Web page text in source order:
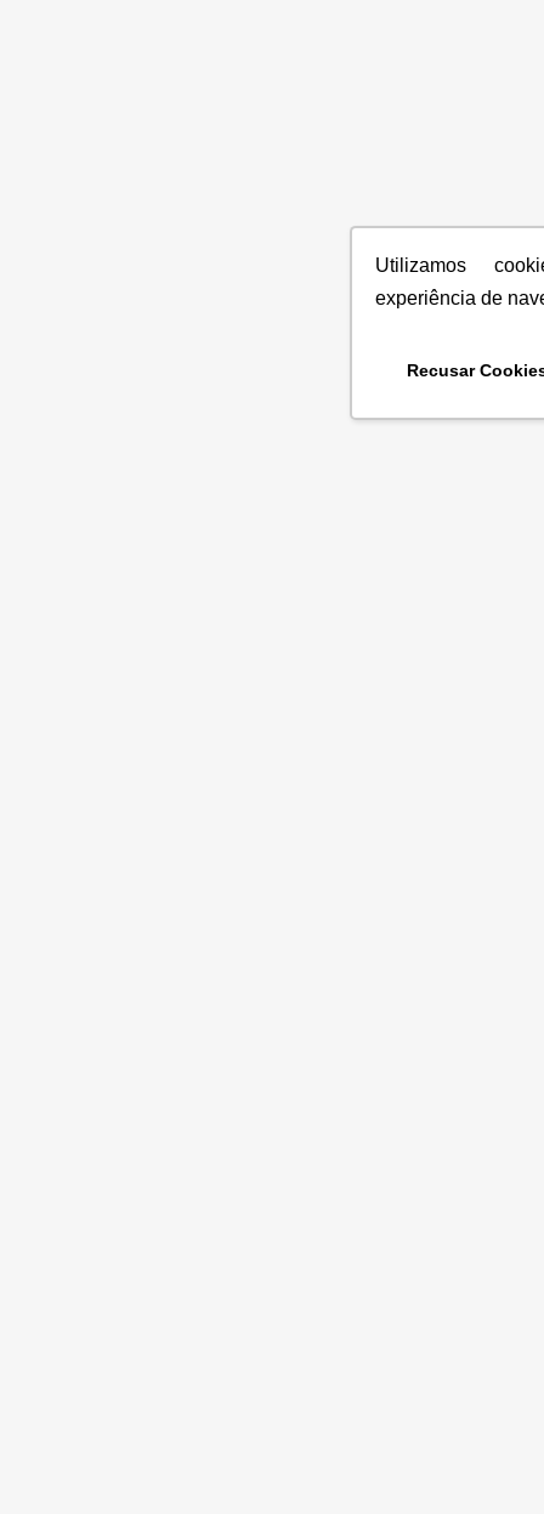
Utilizamos
experiência de
Recusar